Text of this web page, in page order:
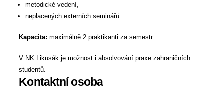
metodické vedení,
​neplacených externích seminářů.
Kapacita:maximálně 2 praktikanti za semestr.
V NK Likusák je možnost i absolvování praxe zahraničních
studentů.
Kontaktní osoba